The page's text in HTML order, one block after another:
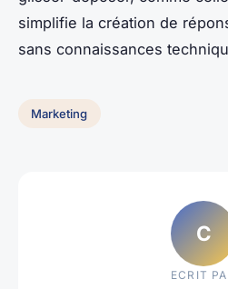
simplifie la création de
sans connaissances
Marketing
C
ECRIT